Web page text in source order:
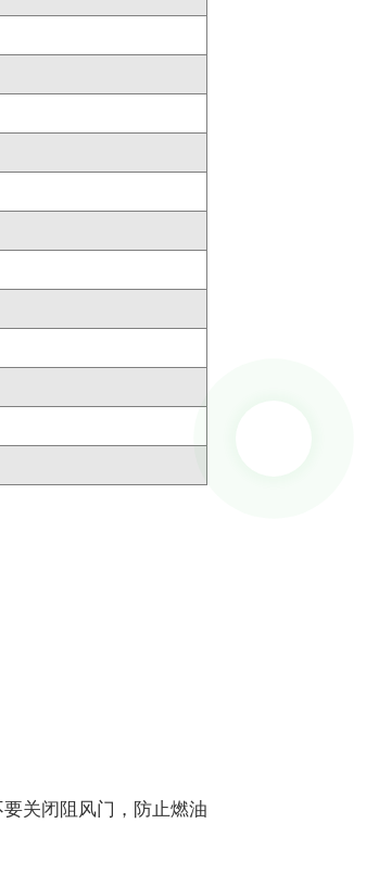
关闭阻风门，防止燃油